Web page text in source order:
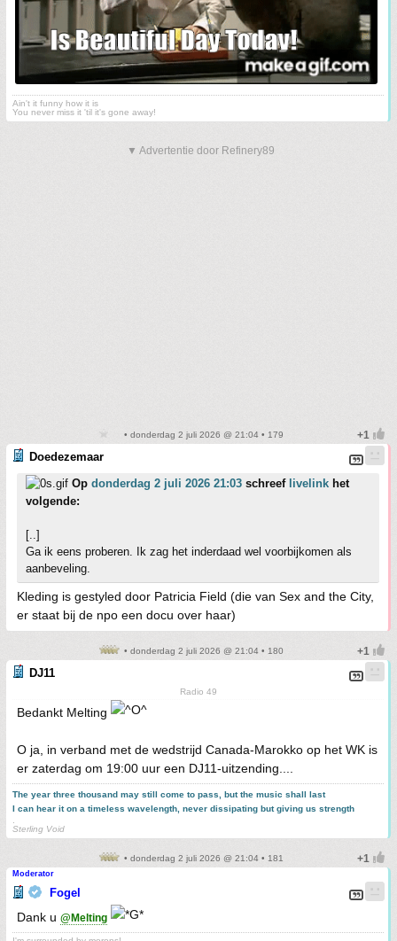
Ain't it funny how it is
You never miss it 'til it's gone away!
▼ Advertentie door Refinery89
• donderdag 2 juli 2026 @ 21:04 • 179
Doedezemaar
Op donderdag 2 juli 2026 21:03 schreef livelink het
volgende:
[..]
Ga ik eens proberen. Ik zag het inderdaad wel voorbijkomen als
aanbeveling.
Kleding is gestyled door Patricia Field (die van Sex and the City,
er staat bij de npo een docu over haar)
• donderdag 2 juli 2026 @ 21:04 • 180
DJ11
Radio 49
Bedankt Melting
O ja, in verband met de wedstrijd Canada-Marokko op het WK is
er zaterdag om 19:00 uur een DJ11-uitzending....
The year three thousand may still come to pass, but the music shall last
I can hear it on a timeless wavelength, never dissipating but giving us strength
Sterling Void
• donderdag 2 juli 2026 @ 21:04 • 181
Moderator
Fogel
Dank u @Melting